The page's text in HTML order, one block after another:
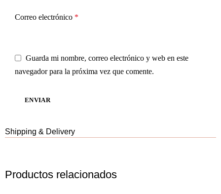
Correo electrónico *
Guarda mi nombre, correo electrónico y web en este
navegador para la próxima vez que comente.
Shipping & Delivery
Productos relacionados